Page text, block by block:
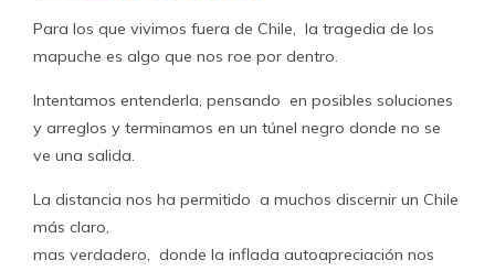
Para los que vivimos fuera de Chile, la tragedia de los
mapuche es algo que nos roe por dentro.
Intentamos entenderla, pensando en posibles soluciones
y arreglos y terminamos en un túnel negro donde no se
ve una salida.
La distancia nos ha permitido a muchos discernir un Chile
más claro,
mas verdadero, donde la inflada autoapreciación nos